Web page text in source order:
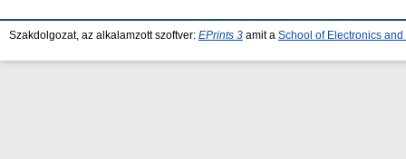
Szakdolgozat, az alkalamzott szoftver: EPrints 3 amit a School of Electronics